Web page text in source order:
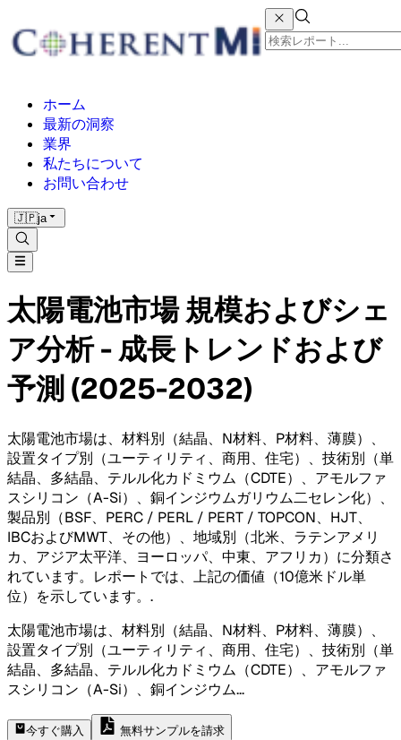
ホーム
最新の洞察
業界
私たちについて
お問い合わせ
🇯🇵ja
太陽電池市場 規模およびシェ
ア分析 - 成長トレンドおよび
予測 (2025-2032)
太陽電池市場は、材料別（結晶、N材料、P材料、薄膜）、
設置タイプ別（ユーティリティ、商用、住宅）、技術別（単
結晶、多結晶、テルル化カドミウム（CDTE）、アモルファ
スシリコン（A-Si）、銅インジウムガリウム二セレン化）、
製品別（BSF、PERC / PERL / PERT / TOPCON、HJT、
IBCおよびMWT、その他）、地域別（北米、ラテンアメリ
カ、アジア太平洋、ヨーロッパ、中東、アフリカ）に分類さ
れています。レポートでは、上記の価値（10億米ドル単
位）を示しています。 .
太陽電池市場は、材料別（結晶、N材料、P材料、薄膜）、
設置タイプ別（ユーティリティ、商用、住宅）、技術別（単
結晶、多結晶、テルル化カドミウム（CDTE）、アモルファ
スシリコン（A-Si）、銅インジウム...
今すぐ購入 無料サンプルを請求